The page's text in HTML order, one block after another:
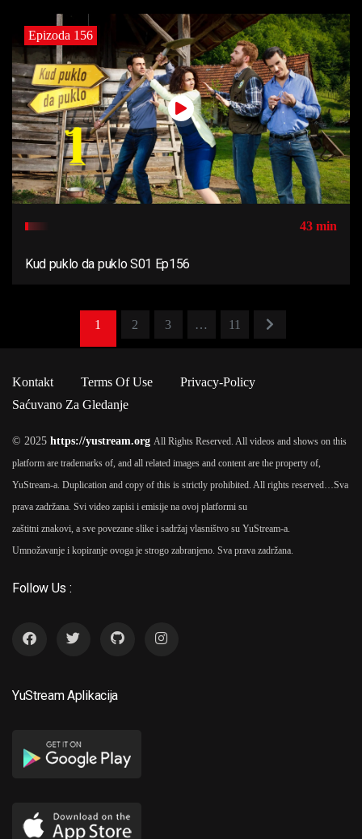
Epizoda 156
43 min
Kud puklo da puklo S01 Ep156
1 2 3 … 11
Kontakt Terms Of Use
Privacy-Policy
Saćuvano Za Gledanje
© 2025 https://yustream.org All Rights Reserved. All videos and shows on this
platform are trademarks of, and all related images and content are the property of,
YuStream-a. Duplication and copy of this is strictly prohibited. All rights reserved… Sva
prava zadržana. Svi video zapisi i emisije na ovoj platformi su
zaštitni znakovi, a sve povezane slike i sadržaj vlasništvo su YuStream-a.
Umnožavanje i kopiranje ovoga je strogo zabranjeno. Sva prava zadržana.
Follow Us :
YuStream Aplikacija